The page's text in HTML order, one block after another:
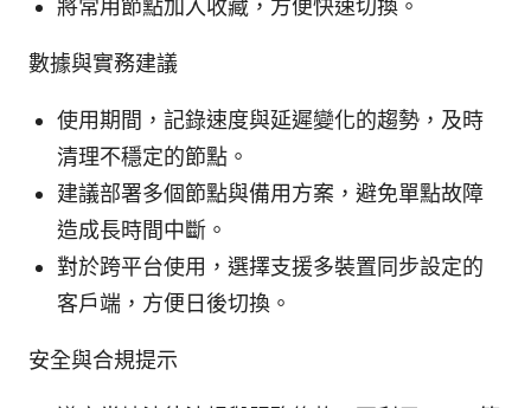
將常用節點加入收藏，方便快速切換。
數據與實務建議
使用期間，記錄速度與延遲變化的趨勢，及時
清理不穩定的節點。
建議部署多個節點與備用方案，避免單點故障
造成長時間中斷。
對於跨平台使用，選擇支援多裝置同步設定的
客戶端，方便日後切換。
安全與合規提示